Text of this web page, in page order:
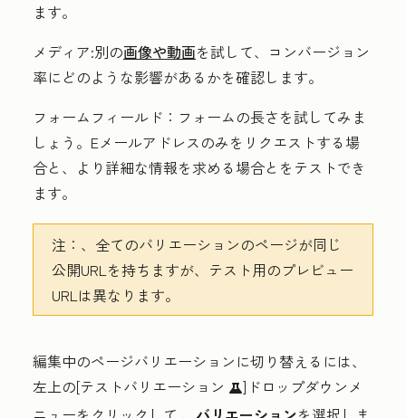
ます。
メディア:別の画像や動画を試して、コンバージョン
率にどのような影響があるかを確認します。
フォームフィールド： フォームの長さを試してみま
しょう。Eメールアドレスのみをリクエストする場
合と、より詳細な情報を求める場合とをテストでき
ます。
注： 、全てのバリエーションのページが同じ
公開URLを持ちますが、テスト用のプレビュー
URLは異なります。
編集中のページバリエーションに切り替えるには、
左上の[テストバリエーション testIcon]ドロップダウンメ